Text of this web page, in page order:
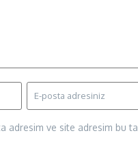
adresim ve site adresim bu